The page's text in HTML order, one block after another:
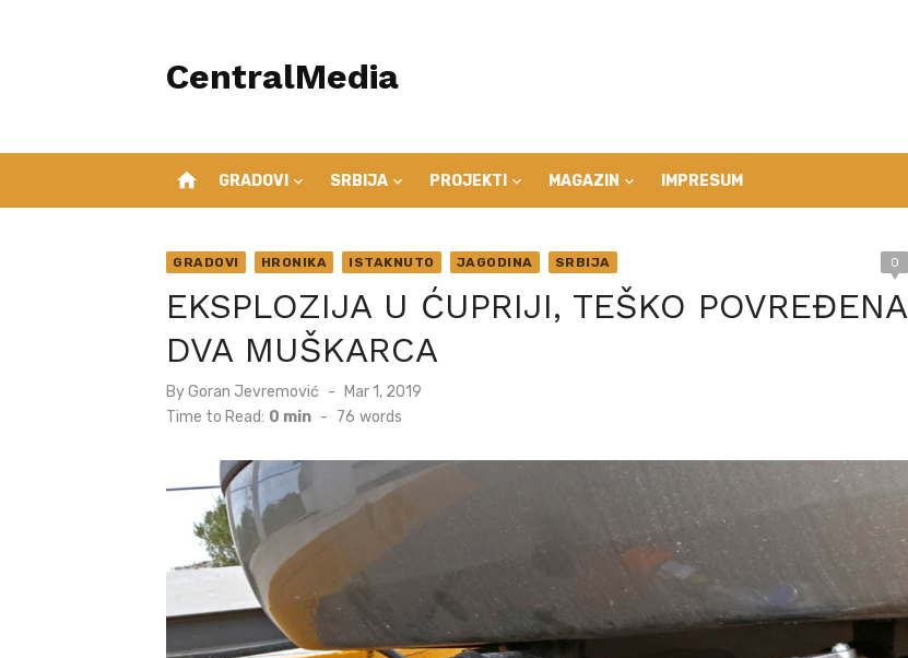
CentralMedia
home GRADOVI SRBIJA PROJEKTI MAGAZIN IMPRESUM
GRADOVI HRONIKA ISTAKNUTO JAGODINA SRBIJA 0
EKSPLOZIJA U ĆUPRIJI, TEŠKO POVREĐENA
DVA MUŠKARCA
ByGoran Jevremović
Posted
on
Mar 1, 2019
Time to Read: 0 min - 76 words